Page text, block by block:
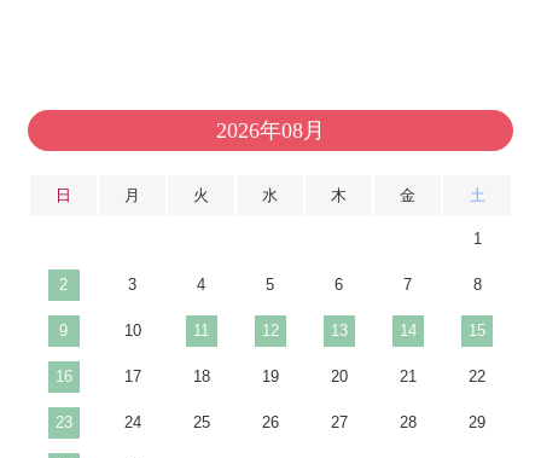
2026年08月
日 月 火 水 木 金 土
1
2 3 4 5 6 7 8
9 10 11 12 13 14 15
16 17 18 19 20 21 22
23 24 25 26 27 28 29